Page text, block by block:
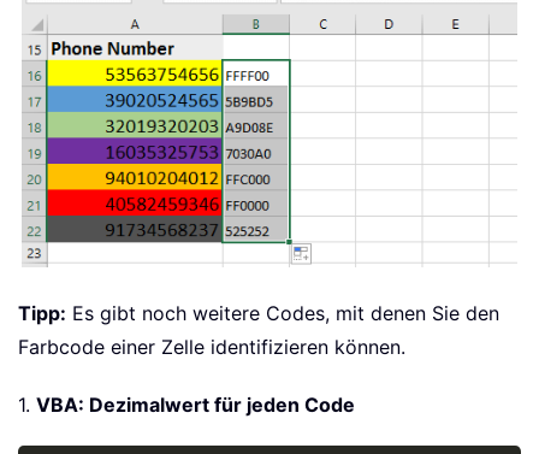
Tipp: Es gibt noch weitere Codes, mit denen Sie den
Farbcode einer Zelle identifizieren können.
1. VBA: Dezimalwert für jeden Code